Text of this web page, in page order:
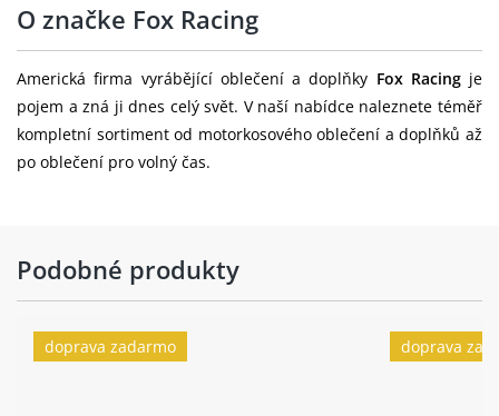
O značke Fox Racing
Americká firma vyrábějící oblečení a doplňky Fox Racingje
pojem a zná ji dnes celý svět. V naší nabídce naleznete téměř
kompletní sortiment od motorkosového oblečení a doplňků až
po oblečení pro volný čas.
Podobné produkty
doprava zadarmo doprava